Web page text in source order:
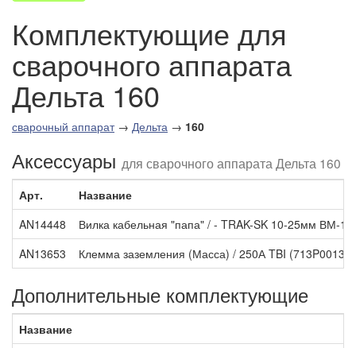
Комплектующие для
сварочного аппарата
Дельта 160
сварочный аппарат→ Дельта → 160
Аксессуары для сварочного аппарата Дельта 160
Арт.
Название
AN14448
Вилка кабельная "папа" / - TRAK-SK 10-25мм ВМ-
AN13653
Клемма заземления (Масса) / 250А TBI
Дополнительные комплектующие
Название